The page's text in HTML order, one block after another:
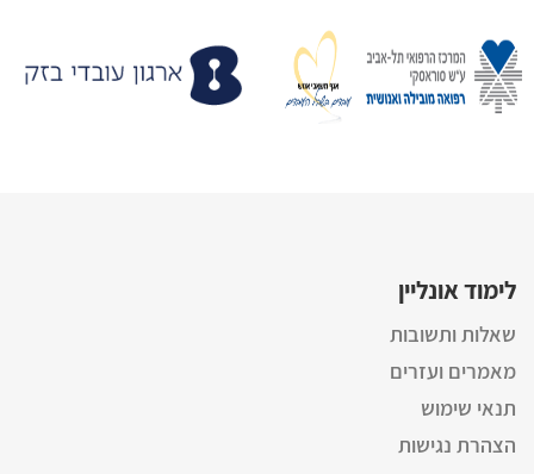
לימוד אונליין
שאלות ותשובות
מאמרים ועזרים
תנאי שימוש
הצהרת נגישות